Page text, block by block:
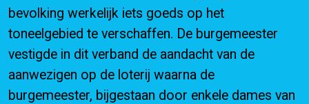
bevolking werkelijk iets goeds op het
toneelgebied te verschaffen. De burgemeester
vestigde in dit verband de aandacht van de
aanwezigen op de loterij waarna de
burgemeester, bijgestaan door enkele dames van